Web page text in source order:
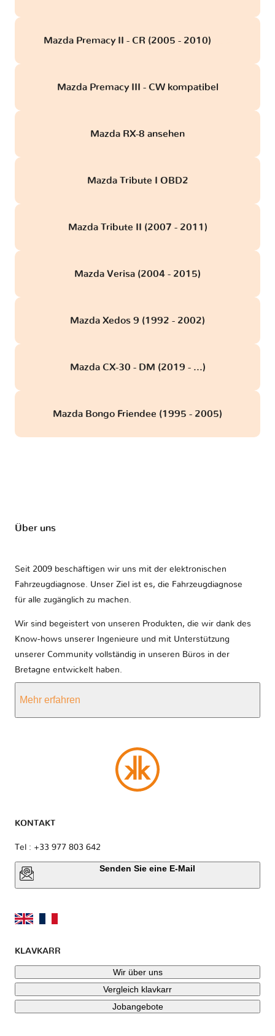
Mazda Premacy II - CR (2005 - 2010)
Mazda Premacy III - CW kompatibel
Mazda RX-8 ansehen
Mazda Tribute I OBD2
Mazda Tribute II (2007 - 2011)
Mazda Verisa (2004 - 2015)
Mazda Xedos 9 (1992 - 2002)
Mazda CX-30 - DM (2019 - ...)
Mazda Bongo Friendee (1995 - 2005)
Über uns
Seit 2009 beschäftigen wir uns mit der elektronischen
Fahrzeugdiagnose. Unser Ziel ist es, die Fahrzeugdiagnose
für alle zugänglich zu machen.
Wir sind begeistert von unseren Produkten, die wir dank des
Know-hows unserer Ingenieure und mit Unterstützung
unserer Community vollständig in unseren Büros in der
Bretagne entwickelt haben.
Mehr erfahren
KONTAKT
Tel : +33 977 803 642
Senden Sie eine E-Mail
KLAVKARR
Wir über uns
Vergleich klavkarr
Jobangebote